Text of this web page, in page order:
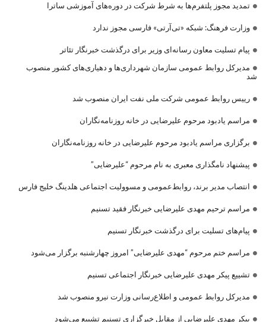
تمدید مجوز پلتفرم‌ها به شرط شرکت در دوره‌های آموزشی ساترا
وزارت فرهنگ: شبکه «تی‌آرتی» فارسی مجوز ندارد
پیام تسلیت معاون رسانه‌ای وزیر برای درگذشت خبرنگار تئاتر
مدیرکل روابط عمومی سازمان شهرداری‌ها و دهیاری‌های کشور منصوب
شد
رییس روابط عمومی شرکت ملی نفت ایران منصوب شد
مراسم یادبود مرحوم علیرضایی در خانه روزنامه‌نگاران
برگزاری مراسم یادبود مرحوم علیرضایی در خانه روزنامه‌نگاران
پیشنهاد نامگذاری معبری به نام مرحوم “علیرضایی”
انتصاب مدیر برند، روابط‌عمومی و مسوولیت اجتماعی هلدینگ خلیج فارس
مراسم ترحیم مهدی علیرضایی خبرنگار فقید تسنیم
پیام‌های تسلیت برای درگذشت خبرنگار تسنیم
مراسم ختم مرحوم “مهدی علیرضایی” امروز چهارشنبه برگزار می‌شود
تشییع پیکر مهدی علیرضایی خبرنگار اجتماعی تسنیم
مدیرکل روابط عمومی و اطلاع‌رسانی وزارت نیرو منصوب شد
پیکر مهدی علیرضایی از مقابل خبرگزاری تسنیم تشییع می‌شود